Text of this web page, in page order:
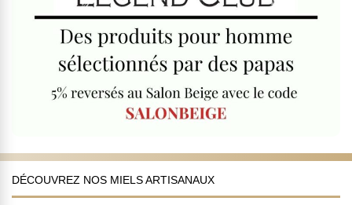
DÉCOUVREZ NOS MIELS ARTISANAUX